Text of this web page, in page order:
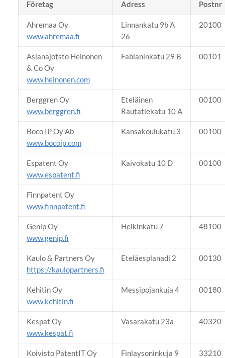
Företag Adress Postnr
Ahremaa Oy
www.ahremaa.fi
Linnankatu 9b A
26
20100
Asianajotsto Heinonen
& Co Oy
www.heinonen.com
Fabianinkatu 29 B 00101
Berggren Oy
www.berggren.fi
Eteläinen
Rautatiekatu 10 A
00100
Boco IP Oy Ab
www.bocoip.com
Kansakoulukatu 3 00100
Espatent Oy
www.espatent.fi
Kaivokatu 10 D 00100
Finnpatent Oy
www.finnpatent.fi
Genip Oy
www.genip.fi
Heikinkatu 7 48100
Kaulo & Partners Oy
https://kaulopartners.fi
Eteläesplanadi 2 00130
Kehitin Oy
www.kehitin.fi
Messipojankuja 4 00180
Kespat Oy
www.kespat.fi
Vasarakatu 23a 40320
Koivisto PatentIT Oy
Finlaysoninkuja 9 33210